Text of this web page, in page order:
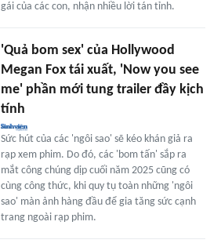
gái của các con, nhận nhiều lời tán tỉnh.
'Quả bom sex' của Hollywood
Megan Fox tái xuất, 'Now you see
me' phần mới tung trailer đầy kịch
tính
Sức hút của các 'ngôi sao' sẽ kéo khán giả ra
rạp xem phim. Do đó, các 'bom tấn' sắp ra
mắt công chúng dịp cuối năm 2025 cũng có
cùng công thức, khi quy tụ toàn những 'ngôi
sao' màn ảnh hàng đầu để gia tăng sức cạnh
trang ngoài rạp phim.